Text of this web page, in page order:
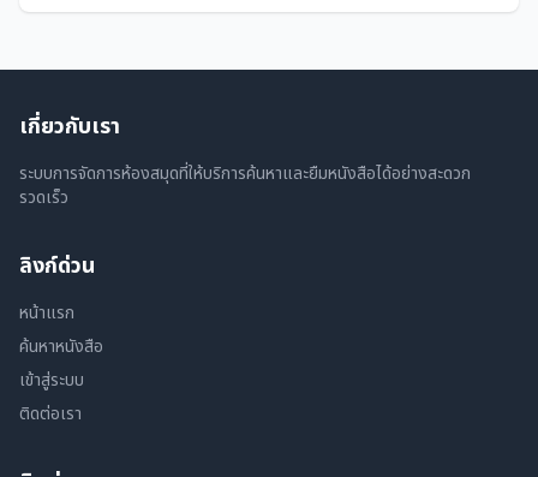
เกี่ยวกับเรา
ระบบการจัดการห้องสมุดที่ให้บริการค้นหาและยืมหนังสือได้อย่างสะดวก
รวดเร็ว
ลิงก์ด่วน
หน้าแรก
ค้นหาหนังสือ
เข้าสู่ระบบ
ติดต่อเรา